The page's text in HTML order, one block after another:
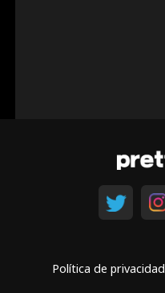
Política de privacidad